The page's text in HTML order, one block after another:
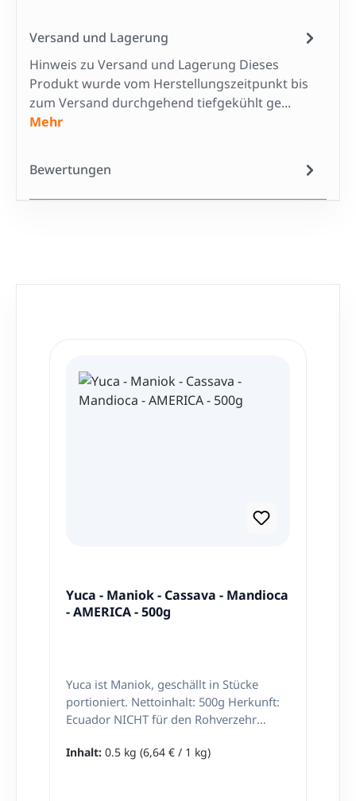
Versand und Lagerung
Hinweis zu Versand und Lagerung Dieses
Produkt wurde vom Herstellungszeitpunkt bis
zum Versand durchgehend tiefgekühlt ge...
Mehr
Bewertungen
Yuca - Maniok - Cassava - Mandioca
- AMERICA - 500g
Yuca ist Maniok, geschällt in Stücke
portioniert. Nettoinhalt: 500g Herkunft:
Ecuador NICHT für den Rohverzehr
Inhalt: 0.5 kg (6,64 € / 1 kg)